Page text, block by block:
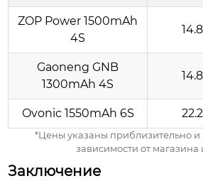
ZOP Power 1500mAh
4S
14.8
Gaoneng GNB
1300mAh 4S
14.8
Ovonic 1550mAh 6S 22.2
*Цены указаны приблизительно и
зависимости от магазина
Заключение